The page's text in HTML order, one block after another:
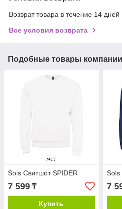
Возврат товара в течение 14 дней
Все условия возврата
Подобные товары компании
Sols Свитшот SPIDER
7 599 ₸
Купить
Sols
7